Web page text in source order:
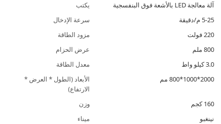
يكتب
آلة معالجة LED بالأشعة فوق البنفسجية
سرعة الإدخال
5-25 م/دقيقة
مزود الطاقة
220 فولت
عرض الحزام
800 ملم
معدل الطاقة
3.0 كيلو واط
الأبعاد (الطول * العرض *
الارتفاع)
2000*1000*800 مم
وزن
160 كجم
ميناء
نينغبو